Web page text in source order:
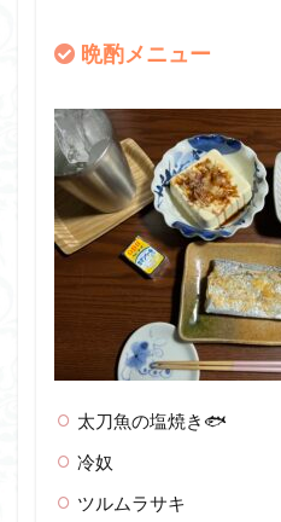
晩酌メニュー
太刀魚の塩焼き🐟
冷奴
ツルムラサキ